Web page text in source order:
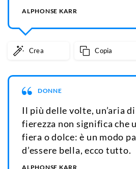
ALPHONSE KARR
Crea Copia
DONNE
Il più delle volte, un’aria
fierezza non significa che
fiera o dolce: è un modo
d’essere bella, ecco tutto.
ALPHONSE KARR